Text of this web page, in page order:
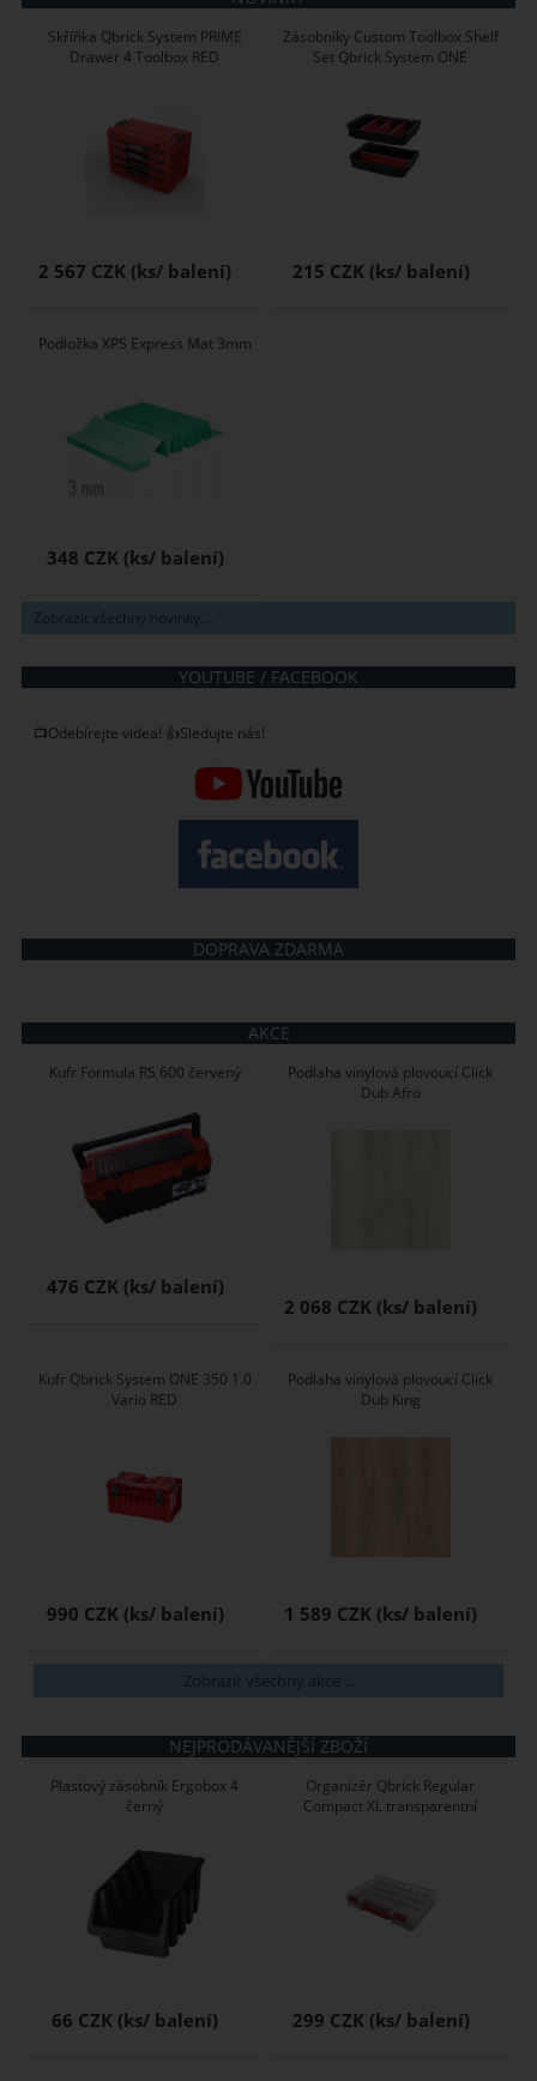
Skříňka Qbrick System PRIME
Drawer 4 Toolbox RED
2 567 CZK
Zásobníky Custom Toolbox Shelf
Set Qbrick System ONE
215 CZK
Podložka XPS Express Mat 3mm
348 CZK
Zobrazit všechny novinky ...
YOUTUBE / FACEBOOK
📺Odebírejte videa! 👍Sledujte nás!
DOPRAVA ZDARMA
AKCE
Kufr Formula RS 600 červený
476 CZK
Podlaha vinylová plovoucí Click
Dub Afro
2 068 CZK
Kufr Qbrick System ONE 350 1.0
Vario RED
990 CZK
Podlaha vinylová plovoucí Click
Dub King
1 589 CZK
Zobrazit všechny akce ...
NEJPRODÁVANĚJŠÍ ZBOŽÍ
Plastový zásobník Ergobox 4
černý
66 CZK
Organizér Qbrick Regular
Compact XL transparentní
299 CZK